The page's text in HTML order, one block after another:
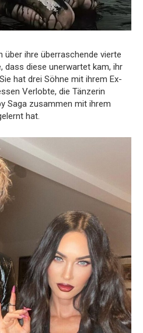
ihre überraschende vierte
dass diese unerwartet kam, ihr
hat drei Söhne mit ihrem Ex-
Verlobte, die Tänzerin
Saga zusammen mit ihrem
hat.